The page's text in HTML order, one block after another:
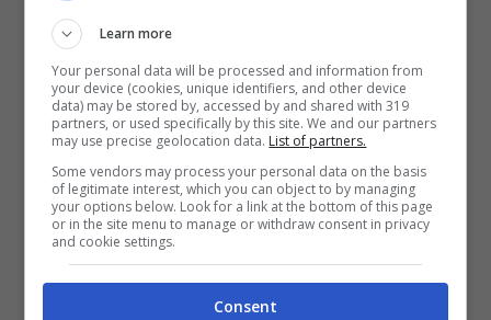
problemi a
membri del circus di presentarsi nel
paddock: “Le vetture sono in arrivo in
questi minuti, e questo è molto positivo, e
anche il personale è sull’aereo”, ha
confermato Westacott.
Leggi anche —>Polemiche da
Coronavirus. La F1 continua, ma monta la
Learn more
Your personal data will be processed and information from
your device (cookies, unique identifiers, and other device
data) may be stored by, accessed by and shared with 319
partners, or used specifically by this site. We and our partners
may use precise geolocation data. List of partners.
Some vendors may process your personal data on the basis
of legitimate interest, which you can object to by managing
your options below. Look for a link at the bottom of this page
or in the site menu to manage or withdraw consent in privacy
and cookie settings.
Consent